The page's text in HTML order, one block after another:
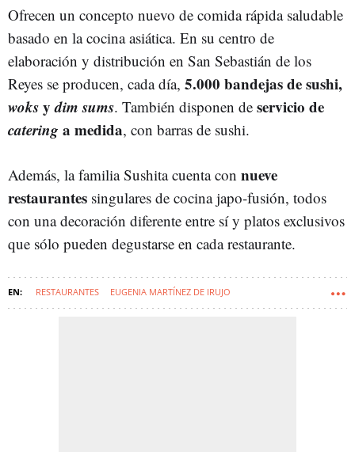
Ofrecen un concepto nuevo de comida rápida saludable
basado en la cocina asiática. En su centro de
elaboración y distribución en San Sebastián de los
Reyes se producen, cada día, 5.000 bandejas de sushi,
woksydim sums. También disponen de servicio de
catering a medida, con barras de sushi.
Además, la familia Sushita cuenta con nueve
restaurantes singulares de cocina japo-fusión, todos
con una decoración diferente entre sí y platos exclusivos
que sólo pueden degustarse en cada restaurante.
RESTAURANTES EUGENIA MARTÍNEZ DE IRUJO